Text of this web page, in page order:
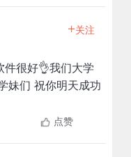
+关注
件很好👌我们大学
妹们 祝你明天成功
点赞